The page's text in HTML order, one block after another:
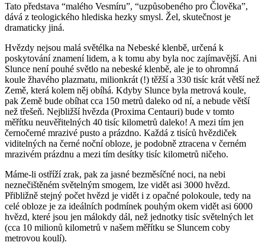
Tato představa “malého Vesmíru”, “uzpůsobeného pro Člověka”,
dává z teologického hlediska hezky smysl. Žel, skutečnost je
dramaticky jiná.
Hvězdy nejsou malá světélka na Nebeské klenbě, určená k
poskytování znamení lidem, a k tomu aby byla noc zajímavější. Ani
Slunce není pouhé světlo na nebeské klenbě, ale je to ohromná
koule žhavého plazmatu, milionkrát (!) těžší a 330 tisíc krát větší než
Země, která kolem něj obíhá. Kdyby Slunce byla metrová koule,
pak Země bude obíhat cca 150 metrů daleko od ní, a nebude větší
než třešeň. Nejbližší hvězda (Proxima Centauri) bude v tomto
měřítku neuvěřitelných 40 tisíc kilometrů daleko! A mezi tím jen
černočerné mrazivé pusto a prázdno. Každá z tisíců hvězdiček
viditelných na černé noční obloze, je podobně ztracena v černém
mrazivém prázdnu a mezi tím desítky tisíc kilometrů ničeho.
Máme-li ostříží zrak, pak za jasné bezměsíčné noci, na nebi
neznečištěném světelným smogem, lze vidět asi 3000 hvězd.
Přibližně stejný počet hvězd je vidět i z opačné polokoule, tedy na
celé obloze je za ideálních podmínek pouhým okem vidět asi 6000
hvězd, které jsou jen málokdy dál, než jednotky tisíc světelných let
(cca 10 milionů kilometrů v našem měřítku se Sluncem coby
metrovou koulí).